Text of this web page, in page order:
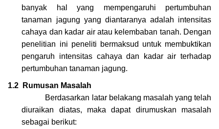
banyak hal yang mempengaruhi pertumbuhan
tanaman jagung yang diantaranya adalah intensitas
cahaya dan kadar air atau kelembaban tanah. Dengan
penelitian ini peneliti bermaksud untuk membuktikan
pengaruh intensitas cahaya dan kadar air terhadap
pertumbuhan tanaman jagung.
1.2
Rumusan Masalah
Berdasarkan latar belakang masalah yang telah
diuraikan diatas, maka dapat dirumuskan masalah
sebagai berikut: